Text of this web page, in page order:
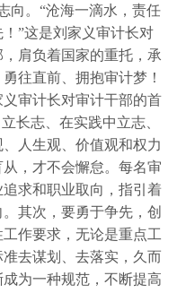
向。“沧海一滴水，责任
”这是刘家义审计长对
肩负着国家的重托，承
往直前、拥抱审计梦！
审计长对审计干部的首
长志、在实践中立志、
人生观、价值观和权力
，才不会懈怠。每名审
求和职业取向，指引着
其次，要勇于争先，创
作要求，无论是重点工
去谋划、去落实，久而
为一种规范，不断提高